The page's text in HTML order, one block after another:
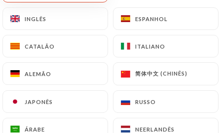
MENU
INGLÊS ESPANHOL
CATALÃO ITALIANO
ALEMÃO 简体中文 (CHINÊS)
JAPONÊS RUSSO
ÁRABE NEERLANDÊS
Galeria
INGLÊS ESPANHOL
CATALÃO ITALIANO
ALEMÃO 简体中文 (CHINÊS)
JAPONÊS RUSSO
ÁRABE NEERLANDÊS